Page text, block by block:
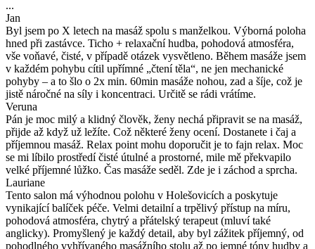
...
Jan
Byl jsem po X letech na masáž spolu s manželkou. Výborná poloha
hned při zastávce. Ticho + relaxační hudba, pohodová atmosféra,
vše voňavé, čisté, v případě otázek vysvětleno. Během masáže jsem
v každém pohybu cítil upřímné „čtení těla“, ne jen mechanické
pohyby – a to šlo o 2x min. 60min masáže nohou, zad a šíje, což je
jistě náročné na síly i koncentraci. Určitě se rádi vrátíme.
Veruna
Pán je moc milý a klidný člověk, ženy nechá připravit se na masáž,
přijde až když už ležíte. Což některé ženy ocení. Dostanete i čaj a
příjemnou masáž. Relax point mohu doporučit je to fajn relax. Moc
se mi líbilo prostředí čisté útulné a prostorné, mile mě překvapilo
velké příjemné lůžko. Čas masáže seděl. Zde je i záchod a sprcha.
Lauriane
Tento salon má výhodnou polohu v Holešovicích a poskytuje
vynikající balíček péče. Velmi detailní a trpělivý přístup na míru,
pohodová atmosféra, chytrý a přátelský terapeut (mluví také
anglicky). Promyšlený je každý detail, aby byl zážitek příjemný, od
pohodlného vyhřívaného masážního stolu až po jemné tóny hudby a